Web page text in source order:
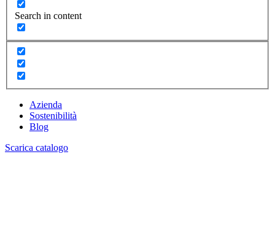
Search in content
Azienda
Sostenibilità
Blog
Scarica catalogo